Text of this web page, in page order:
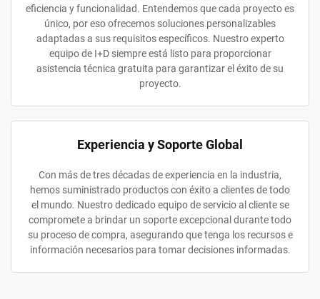
eficiencia y funcionalidad. Entendemos que cada proyecto es
único, por eso ofrecemos soluciones personalizables
adaptadas a sus requisitos específicos. Nuestro experto
equipo de I+D siempre está listo para proporcionar
asistencia técnica gratuita para garantizar el éxito de su
proyecto.
Experiencia y Soporte Global
Con más de tres décadas de experiencia en la industria,
hemos suministrado productos con éxito a clientes de todo
el mundo. Nuestro dedicado equipo de servicio al cliente se
compromete a brindar un soporte excepcional durante todo
su proceso de compra, asegurando que tenga los recursos e
información necesarios para tomar decisiones informadas.